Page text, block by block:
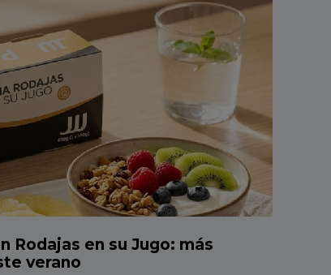
Rodajas en su Jugo: más
verano